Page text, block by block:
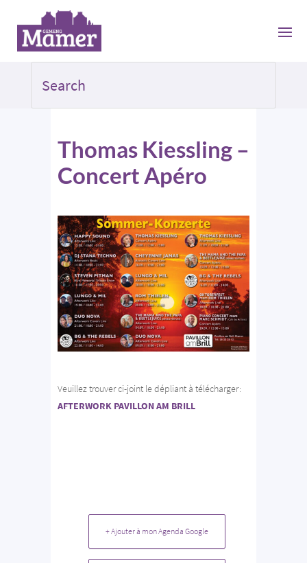
Thomas Kiessling –
Concert Apéro
Veuillez trouver ci-joint le dépliant à télécharger:
AFTERWORK PAVILLON AM BRILL
+ Ajouter à mon Agenda Google